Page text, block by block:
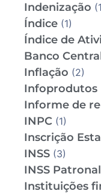
Indenização
Índice (1)
Índice de
Banco
Inflação (2)
Infoprodutos
Informe de
INPC (1)
Inscrição
INSS (3)
INSS Patronal
Instituições